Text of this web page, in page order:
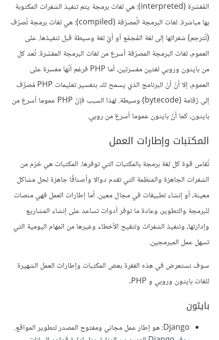
المُفسّرة (interpreted): هي لغات برمجة يتم تنفيذ الشفرات المكتوبة
بها مباشرة. لغات البرمجة الُمصرّفة (compiled): هي لغات برمجة تُصرّف
(تُترجم) شفراتها إلى لغة المُجمّع أو أيّ لغة وسيطة قبل تنفيذها. على
العموم، لغات البرمجة المصرّفة أسرع من لغات البرمجة المفسّرة. تُعد كل
من بايثون وروبي لغتين مفسرتين، أما PHP فرغم أنّها مفسرة على
العموم، إلا أنّ أنّ البرنامج الذي يسمح لك بتفسير تعليمات PHP مُصرَّف
إلى رُقامة (bytecode) وسيطة. لهذا السبب فإنّ PHP عموما أسرع من
بايثون، كما أنّ بايثون عموما أسرع من روبي.
المكتبات وإطارات العمل
تُقاس قوة كل لغة برمجة بالمكتبات التي توفرها. المكتبات هي حُزم من
الشفرات الجاهزة والمنظمة التي تقدم دوالا وأصنافًا جاهزة لحل مشاكل
معينة، أو إنشاء تطبيقات في مجال معين. أما إطارات العمل فهي منصات
للبرمجة والتطوير، وعادة ما توفر أدوات تساعد على إنشاء المشاريع
وإدارتها، وتنفيذ الشفرات وتنقيح الأخطاء وغيرها من المهام اليومية التي
تسهل عمل المبرمجين.
سوف نستعرض في هذه الفقرة بعض المكتبات وإطارات العمل الشهيرة
للغات بايثون وروبي و PHP.
بايثون
Django: هو إطار عمل مجاني ومفتوح المصدر لتطوير المواقع.